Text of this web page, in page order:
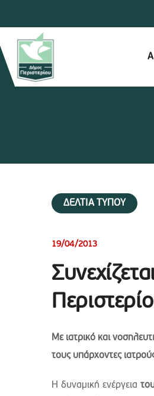
ΔΕΛΤΙΑ ΤΥΠΟΥ
19/04/2013
Με ιατρικό και
τους υπάρχοντες
Η δυναμική ενέργεια